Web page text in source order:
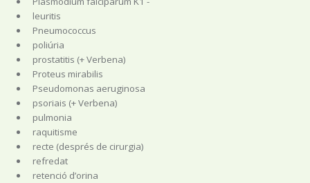
leuritis
Pneumococcus
poliúria
prostatitis (+ Verbena)
Proteus mirabilis
Pseudomonas aeruginosa
psoriais (+ Verbena)
pulmonia
raquitisme
recte (després de cirurgia)
refredat
retenció d’orina